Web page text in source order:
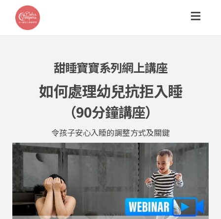
甜睡寶寶系列網上講座
如何處理幼兒抗拒入睡
（90分鐘講座）
令孩子安心入睡的調整方式及關鍵